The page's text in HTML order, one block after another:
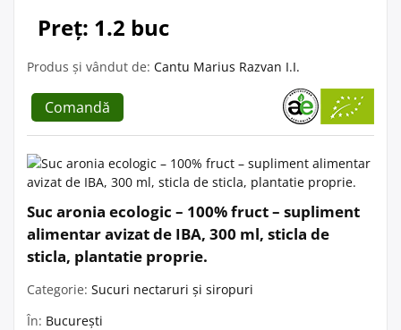
Preț: 1.2 buc
Produs și vândut de: Cantu Marius Razvan I.I.
Comandă
Suc aronia ecologic – 100% fruct – supliment
alimentar avizat de IBA, 300 ml, sticla de
sticla, plantatie proprie.
Categorie: Sucuri nectaruri și siropuri
În: București